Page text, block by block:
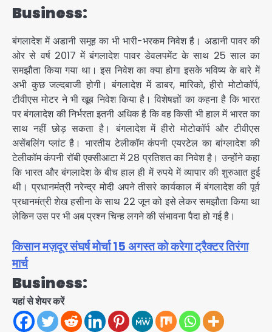
Business:
बंगलादेश में अडानी समूह का भी भारी-भरकम निवेश है। अडानी पावर की
ओर से वर्ष 2017 में बंगलादेश पावर डेवलपमेंट के साथ 25 साल का
समझौता किया गया था। इस निवेश का क्या होगा इसके भविष्य के बारे में
अभी कुछ जल्दबाजी होगी। बंगलादेश में डाबर, मारिको, हीरो मोटोकॉर्प,
टीवीएस मोटर ने भी खूब निवेश किया है। विशेषज्ञों का कहना है कि भारत
पर बंगलादेश की निर्भरता इतनी अ​धिक है कि वह किसी भी हाल में भारत का
साथ नहीं छोड़ सकता है। बंगलादेश में हीरो मोटोकॉर्प और टीवीएस
असेंबलिंग प्लांट है। भारतीय टेलीकॉम कंपनी एयरटेल का बांग्लादेश की
टेलीकॉम कंपनी रॉबी एक्सीआटा में 28 प्रतिशत का निवेश है। उन्होंने कहा
कि भारत और बंगलादेश के बीच हाल ही में रुपये में व्यापार की शुरुआत हुई
थी। प्रधानमंत्री नरेन्द्र मोदी अपने तीसरे कार्यकाल में बंगलादेश की पूर्व
प्रधानमंत्री शेख हसीना के साथ 22 जून को इसे लेकर समझौता किया था
लेकिन उस पर भी अब प्रश्न चिन्ह लगने की संभावना पैदा हो गई है।
किसान मज़दूर संघर्ष मोर्चा 15 अगस्त को करेगा ट्रैक्टर तिरंगा
मार्च
Business:
यहां से शेयर करें